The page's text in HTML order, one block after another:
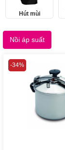
Hút mùi
Nồi áp suất
-34%